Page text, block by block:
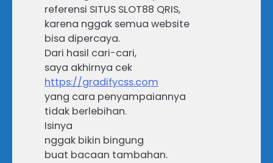
referensi SITUS SLOT88 QRIS,
karena nggak semua website
bisa dipercaya.
Dari hasil cari-cari,
saya akhirnya cek
https://gradifycss.com
yang cara penyampaiannya
tidak berlebihan.
Isinya
nggak bikin bingung
buat bacaan tambahan.